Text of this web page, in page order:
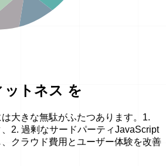
トネス を
大きな無駄がふたつあります。1.
2. 過剰なサードパーティJavaScript
クラウド費用とユーザー体験を改善